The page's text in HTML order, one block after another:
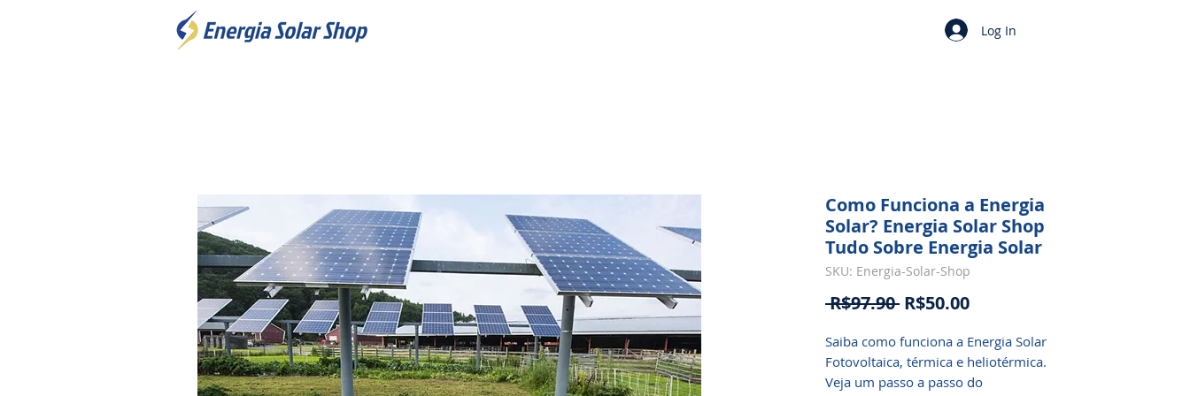
Log In
Como Funciona a Energia
Solar? Energia Solar Shop
Tudo Sobre Energia Solar
SKU: Energia-Solar-Shop
R$97.90 Regular
R$50.00Sale
Saiba como funciona a Energia Solar
Fotovoltaica, térmica e heliotérmica.
Veja um passo a passo do